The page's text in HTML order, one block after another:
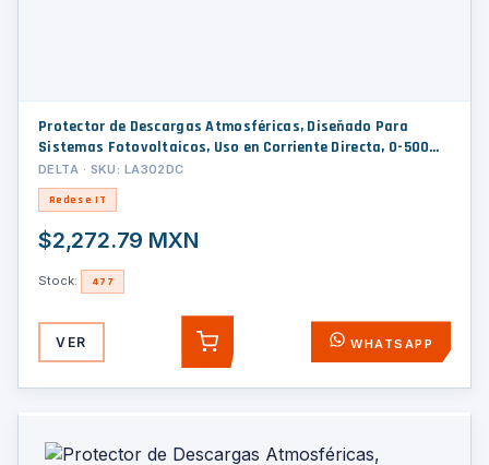
Protector de Descargas Atmosféricas, Diseñado Para
Sistemas Fotovoltaicos, Uso en Corriente Directa, 0-500
Vcc
DELTA · SKU: LA302DC
Redes e IT
$2,272.79 MXN
Stock: 477
VER AGREGAR WHATSAPP